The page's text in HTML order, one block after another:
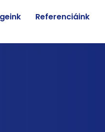
Referenciáink